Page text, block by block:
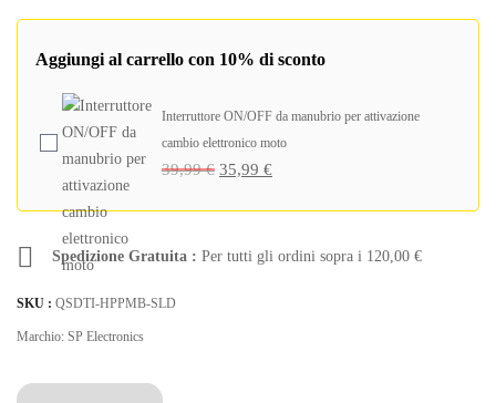
Aggiungi al carrello con 10% di sconto
Interruttore ON/OFF da manubrio per attivazione
cambio elettronico moto
39,99€ 35,99 €
Spedizione Gratuita : Per tutti gli ordini sopra i 120,00 €
SKU : QSDTI-HPPMB-SLD
Marchio: SP Electronics